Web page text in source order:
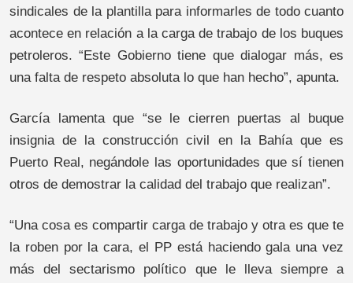
sindicales de la plantilla para informarles de todo cuanto
acontece en relación a la carga de trabajo de los buques
petroleros. “Este Gobierno tiene que dialogar más, es
una falta de respeto absoluta lo que han hecho”, apunta.
García lamenta que “se le cierren puertas al buque
insignia de la construcción civil en la Bahía que es
Puerto Real, negándole las oportunidades que sí tienen
otros de demostrar la calidad del trabajo que realizan”.
“Una cosa es compartir carga de trabajo y otra es que te
la roben por la cara, el PP está haciendo gala una vez
más del sectarismo político que le lleva siempre a